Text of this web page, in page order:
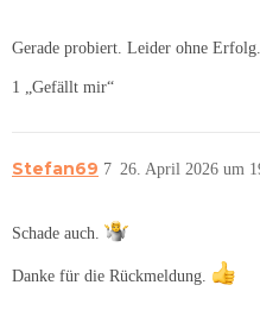
Gerade probiert. Leider ohne
1 „Gefällt mir“
Stefan69 26. April 2026 um
7
Schade auch.
Danke für die Rückmeldung.